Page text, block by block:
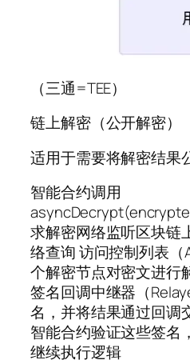
（三通=TEE）
链上解密（公开解密）
适用于需要将解密结果
智能合约调用
求解密网络监听区块链
络查询 访问控制列表
个解密节点对密文进行
签名回调中继器（
名，并将结果通过回调
智能合约验证这些签名
继续执行逻辑